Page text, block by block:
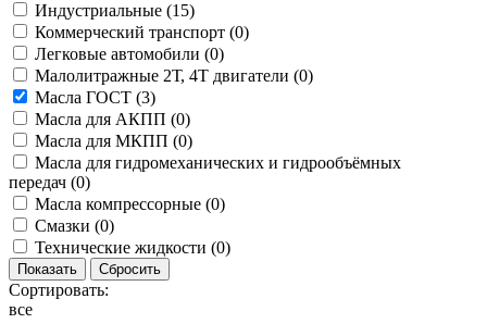
Индустриальные (15)
Коммерческий транспорт (0)
Легковые автомобили (0)
Малолитражные 2Т, 4Т двигатели (0)
Масла ГОСТ (3)
Масла для АКПП (0)
Масла для МКПП (0)
Масла для гидромеханических и гидрообъёмных
передач (0)
Масла компрессорные (0)
Смазки (0)
Технические жидкости (0)
Сортировать:
все